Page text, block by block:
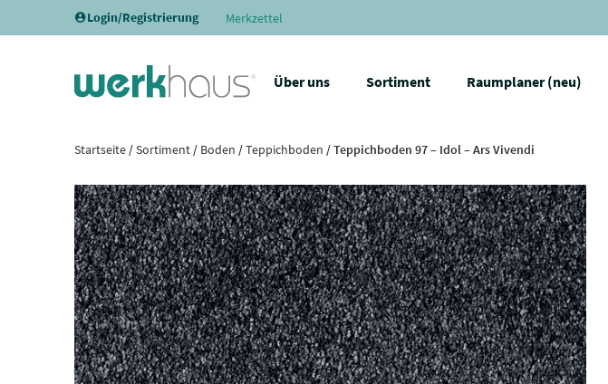
Login/Registrierung Merkzettel
Über uns Sortiment Raumplaner (neu)
Startseite/Sortiment/ Boden /Teppichboden / Teppichboden 97 – Idol – Ars Vivendi